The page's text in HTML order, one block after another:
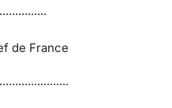
de France